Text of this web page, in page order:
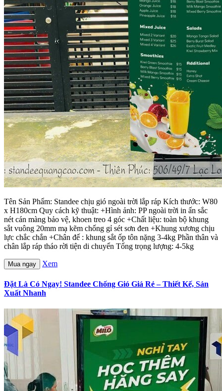
Tên Sản Phẩm: Standee chịu gió ngoài trời lắp ráp Kích thước: W80
x H180cm Quy cách kỹ thuật: +Hình ảnh: PP ngoài trời in ấn sắc
nét cán màng bảo vệ, khoen treo 4 góc +Chất liệu: toàn bộ khung
sắt vuông 20mm mạ kẽm chống gỉ sét sơn đen +Khung xương chịu
lực chắc chắn +Chân đế : khung sắt ốp tôn nặng 3-4kg Phần thân và
chân lắp ráp tháo rời tiện di chuyển Tổng trọng lượng: 4-5kg
Mua ngay Xem
Đặt Là Có Ngay! Standee Chống Gió Giá Rẻ – Thiết Kế, Sản
Xuất Nhanh